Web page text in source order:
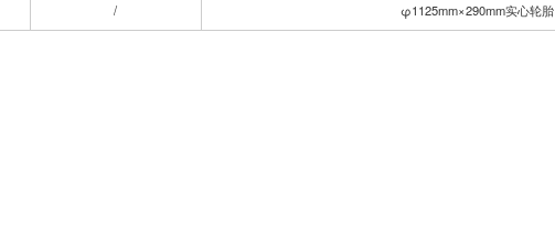
/ φ1125mm×290mm实心轮胎